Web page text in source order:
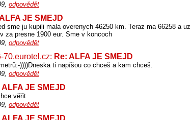
odpovědět
JE SMEJD
sme ju kupili mala overenych 46250 km. Teraz ma 66258 a
za presne 1900 eur. Sme v koncoch
odpovědět
70.eurotel.cz: Re: ALFA JE SMEJD
))))Dneska ti napíšou co chceš a kam chceš.
odpovědět
ALFA JE SMEJD
věřit
odpovědět
ALFA JE SMEJD